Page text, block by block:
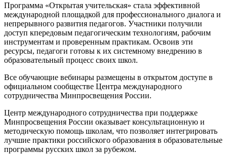
Программа «Открытая учительская» стала эффективной
международной площадкой для профессионального диалога и
непрерывного развития педагогов. Участники получили
доступ кпередовым педагогическим технологиям, рабочим
инструментам и проверенным практикам. Освоив эти
ресурсы, педагоги готовы к их системному внедрению в
образовательный процесс своих школ.
Все обучающие вебинары размещены в открытом доступе в
официальном сообществе Центра международного
сотрудничества Минпросвещения России.
Центр международного сотрудничества при поддержке
Минпросвещения России оказывает консультационную и
методическую помощь школам, что позволяет интегрировать
лучшие практики российского образования в образовательные
программы русских школ за рубежом.